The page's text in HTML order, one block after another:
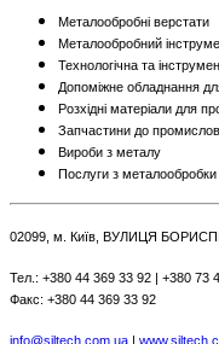
Металообробні верстати
Металообробний
Технологічна та
Допоміжне обладнання
Розхідні матеріали для
Запчастини до
Вироби з металу
Послуги з металообробки
02099, м. Київ, ВУЛИЦЯ
Тел.: +380 44 369 33 92 | +380 73
Факс: +380 44 369 33 92
info@siltech.com.ua |